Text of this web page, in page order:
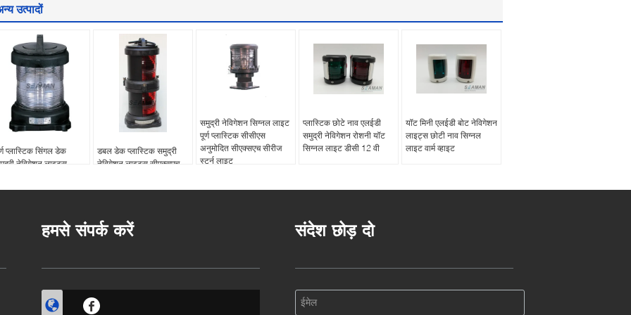
उत्पादों
प्लास्टिक सिंगल डेक
नेविगेशन लाइट्स
आईपी56
डबल डेक प्लास्टिक समुद्री
नेविगेशन लाइट्स सीएक्सएच
समुद्री नेविगेशन सिग्नल लाइट
पूर्ण प्लास्टिक सीसीएस
अनुमोदित सीएक्सएच सीरीज
स्टर्न लाइट
प्लास्टिक छोटे नाव एलईडी
समुद्री नेविगेशन रोशनी यॉट
सिग्नल लाइट डीसी 12 वी
यॉट मिनी एलईडी बोट नेविगेशन
लाइट्स छोटी नाव सिग्नल
लाइट वार्म व्हाइट
हमसे संपर्क करें संदेश छोड़ दो